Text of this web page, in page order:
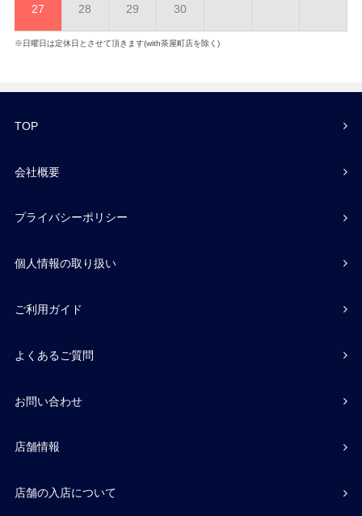
27 28 29 30
※日曜日は定休日とさせて頂きます(with茶屋町店を除く)
TOP
会社概要
プライバシーポリシー
個人情報の取り扱い
ご利用ガイド
よくあるご質問
お問い合わせ
店舗情報
店舗の入店について